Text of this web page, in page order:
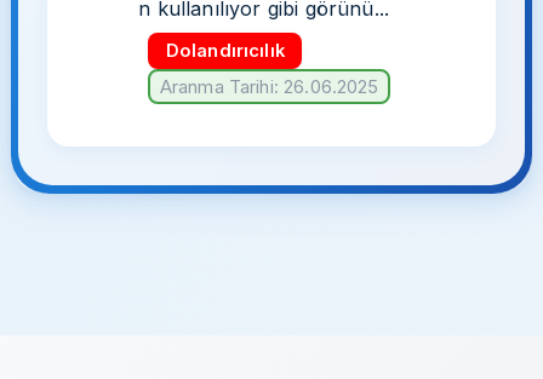
n kullanılıyor gibi görünü...
Dolandırıcılık
Aranma Tarihi: 26.06.2025